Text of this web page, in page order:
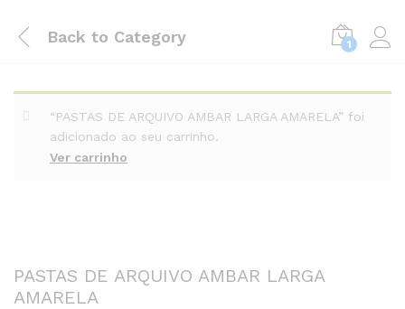
Back to Category 1
“PASTAS DE ARQUIVO AMBAR LARGA AMARELA” foi
adicionado ao seu carrinho.
Ver carrinho
PASTAS DE ARQUIVO AMBAR LARGA
AMARELA